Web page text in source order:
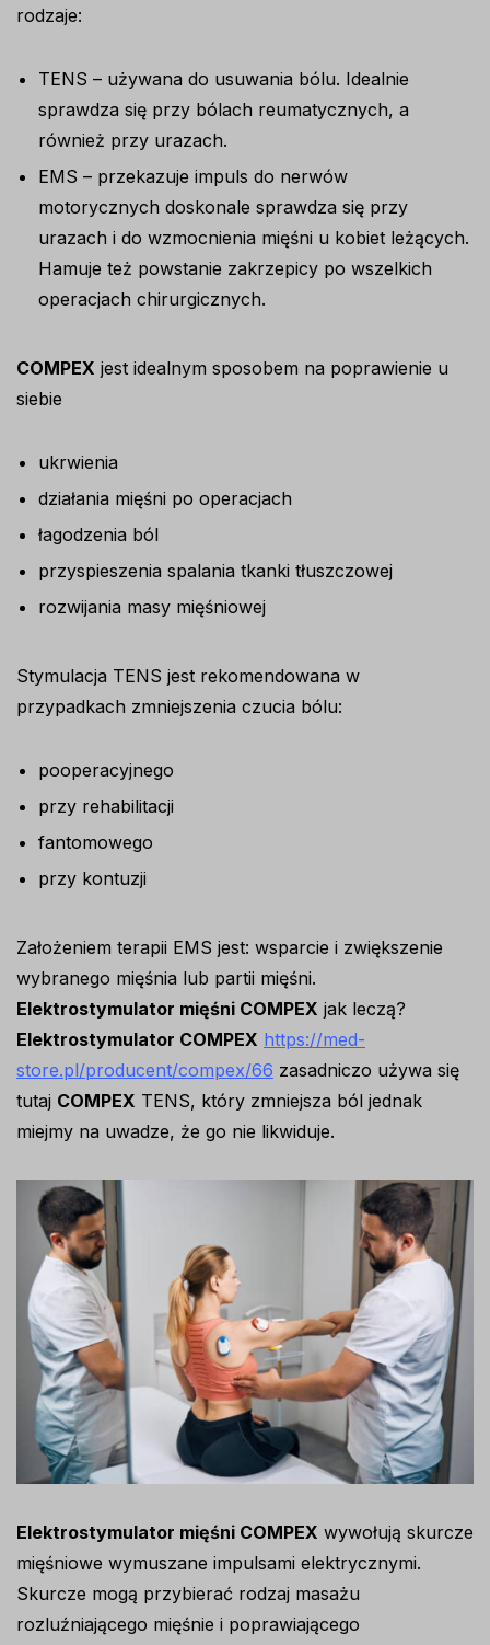
rodzaje:
TENS – używana do usuwania bólu. Idealnie
sprawdza się przy bólach reumatycznych, a
również przy urazach.
EMS – przekazuje impuls do nerwów
motorycznych doskonale sprawdza się przy
urazach i do wzmocnienia mięśni u kobiet leżących.
Hamuje też powstanie zakrzepicy po wszelkich
operacjach chirurgicznych.
COMPEX jest idealnym sposobem na poprawienie u
siebie
ukrwienia
działania mięśni po operacjach
łagodzenia ból
przyspieszenia spalania tkanki tłuszczowej
rozwijania masy mięśniowej
Stymulacja TENS jest rekomendowana w
przypadkach zmniejszenia czucia bólu:
pooperacyjnego
przy rehabilitacji
fantomowego
przy kontuzji
Założeniem terapii EMS jest: wsparcie i zwiększenie
wybranego mięśnia lub partii mięśni.
Elektrostymulator mięśni COMPEX jak leczą?
Elektrostymulator COMPEX https://med-
store.pl/producent/compex/66 zasadniczo używa się
tutaj COMPEX TENS, który zmniejsza ból jednak
miejmy na uwadze, że go nie likwiduje.
Elektrostymulator mięśni COMPEX wywołują skurcze
mięśniowe wymuszane impulsami elektrycznymi.
Skurcze mogą przybierać rodzaj masażu
rozluźniającego mięśnie i poprawiającego